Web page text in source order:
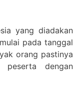
yang diadakan
pada tanggal
orang pastinya
peserta dengan